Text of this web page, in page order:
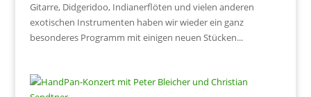
Gitarre, Didgeridoo, Indianerflöten und vielen anderen
exotischen Instrumenten haben wir wieder ein ganz
besonderes Programm mit einigen neuen Stücken...